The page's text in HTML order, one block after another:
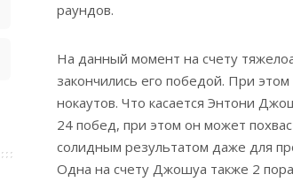
раундов.
На данный момент на счету
закончились его победой. При
нокаутов. Что касается Энтони
24 побед, при этом он может
солидным результатом даже для
Одна на счету Джошуа также 2